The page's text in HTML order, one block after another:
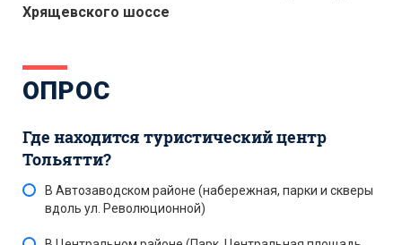
Хрящевского шоссе
ОПРОС
Где находится туристический центр
Тольятти?
В Автозаводском районе (набережная, парки и скверы
вдоль ул. Революционной)